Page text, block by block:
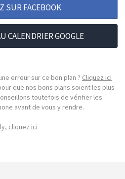
SUR FACEBOOK
CALENDRIER GOOGLE
erreur sur ce bon plan ? Cliquez ici
que nos bons plans soient les plus
toutefois de vérifier les
avant de vous y rendre.
cliquez ici